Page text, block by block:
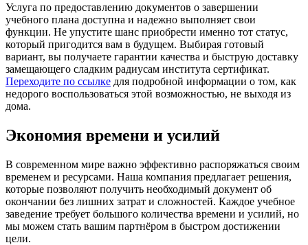
Услуга по предоставлению документов о завершении
учебного плана доступна и надежно выполняет свои
функции. Не упустите шанс приобрести именно тот статус,
который пригодится вам в будущем. Выбирая готовый
вариант, вы получаете гарантии качества и быструю доставку
замещающего сладким радиусам института сертификат.
Переходите по ссылке для подробной информации о том, как
недорого воспользоваться этой возможностью, не выходя из
дома.
Экономия времени и усилий
В современном мире важно эффективно распоряжаться своим
временем и ресурсами. Наша компания предлагает решения,
которые позволяют получить необходимый документ об
окончании без лишних затрат и сложностей. Каждое учебное
заведение требует большого количества времени и усилий, но
мы можем стать вашим партнёром в быстром достижении
цели.